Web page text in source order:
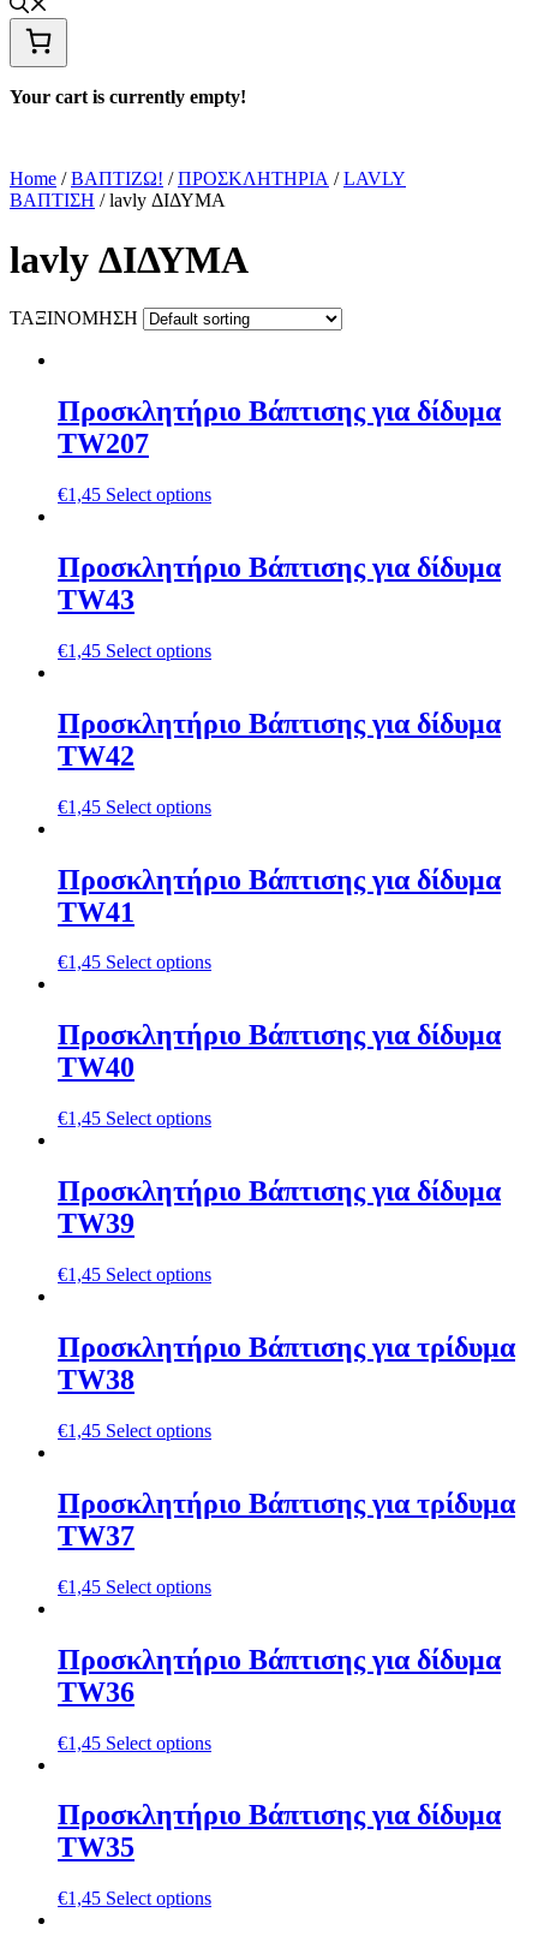
Your cart is currently empty!
Home /ΒΑΠΤΙΖΩ! /ΠΡΟΣΚΛΗΤΗΡΙΑ /LAVLY
ΒΑΠΤΙΣΗ / lavly ΔΙΔΥΜΑ
lavly ΔΙΔΥΜΑ
ΤΑΞΙΝΟΜΗΣΗ
Προσκλητήριο Βάπτισης για δίδυμα
TW207
€1,45 Select options
Προσκλητήριο Βάπτισης για δίδυμα
TW43
€1,45 Select options
Προσκλητήριο Βάπτισης για δίδυμα
TW42
€1,45 Select options
Προσκλητήριο Βάπτισης για δίδυμα
TW41
€1,45 Select options
Προσκλητήριο Βάπτισης για δίδυμα
TW40
€1,45 Select options
Προσκλητήριο Βάπτισης για δίδυμα
TW39
€1,45 Select options
Προσκλητήριο Βάπτισης για τρίδυμα
TW38
€1,45 Select options
Προσκλητήριο Βάπτισης για τρίδυμα
TW37
€1,45 Select options
Προσκλητήριο Βάπτισης για δίδυμα
TW36
€1,45 Select options
Προσκλητήριο Βάπτισης για δίδυμα
TW35
€1,45 Select options